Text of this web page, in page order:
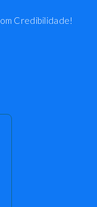
Credibilidade!